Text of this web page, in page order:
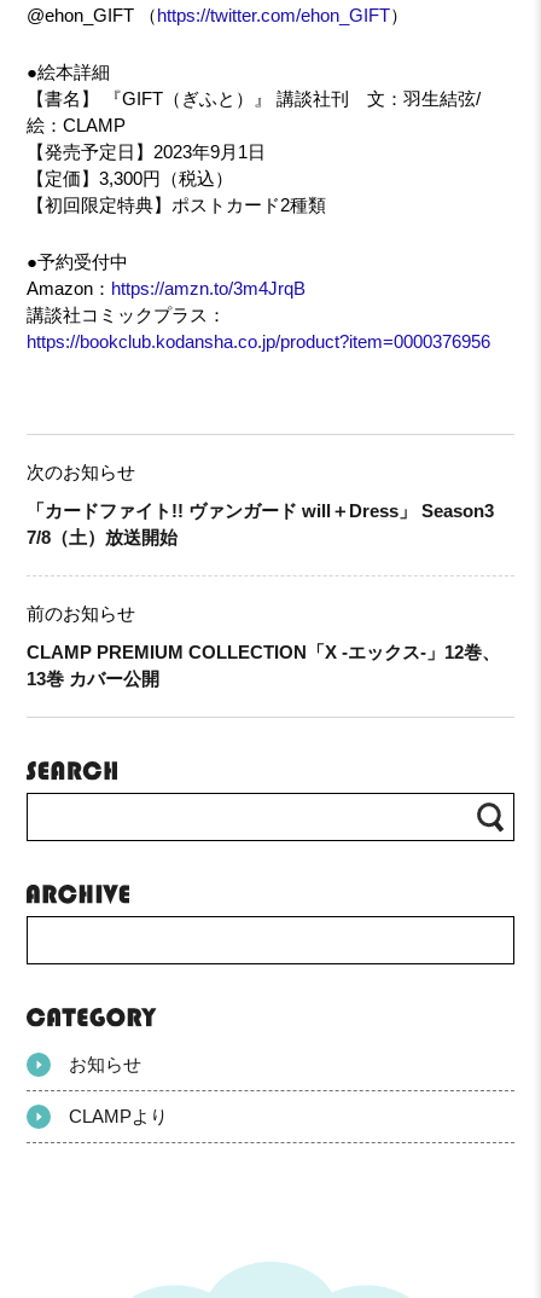
@ehon_GIFT （https://twitter.com/ehon_GIFT）
●絵本詳細
【書名】 『GIFT（ぎふと）』 講談社刊 ⽂：⽻⽣結弦/
絵：CLAMP
【発売予定⽇】2023年9⽉1⽇
【定価】3,300円（税込）
【初回限定特典】ポストカード2種類
●予約受付中
Amazon： https://amzn.to/3m4JrqB
講談社コミックプラス：
https://bookclub.kodansha.co.jp/product?item=0000376956
次のお知らせ
「カードファイト!! ヴァンガード will＋Dress」 Season3
7/8（土）放送開始
前のお知らせ
CLAMP PREMIUM COLLECTION「X -エックス-」12巻、
13巻 カバー公開
お知らせ
CLAMPより